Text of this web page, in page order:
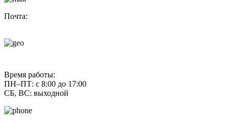
Почта:
Время работы:
ПН–ПТ: с 8:00 до 17:00
СБ, ВС: выходной